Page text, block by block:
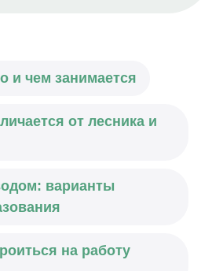
и чем занимается
от лесника и
варианты
на работу